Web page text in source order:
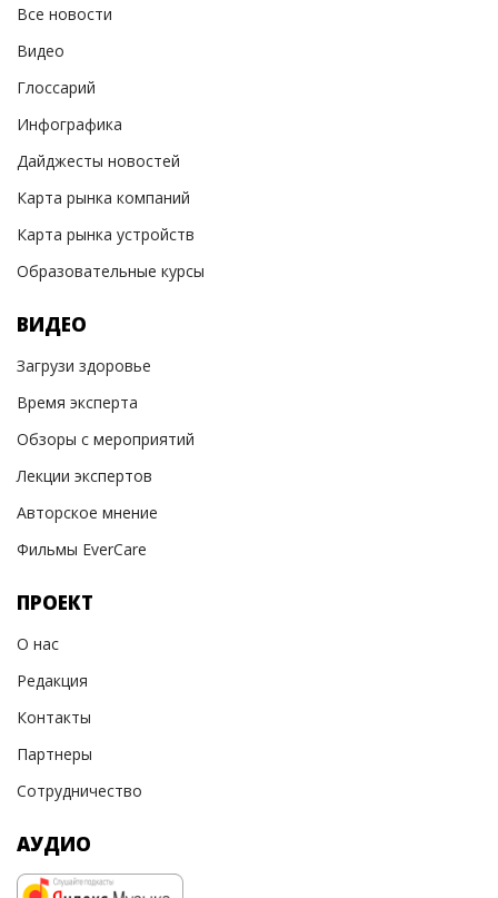
Все новости
Видео
Глоссарий
Инфографика
Дайджесты новостей
Карта рынка компаний
Карта рынка устройств
Образовательные курсы
ВИДЕО
Загрузи здоровье
Время эксперта
Обзоры с мероприятий
Лекции экспертов
Авторское мнение
Фильмы EverCare
ПРОЕКТ
О нас
Редакция
Контакты
Партнеры
Сотрудничество
АУДИО